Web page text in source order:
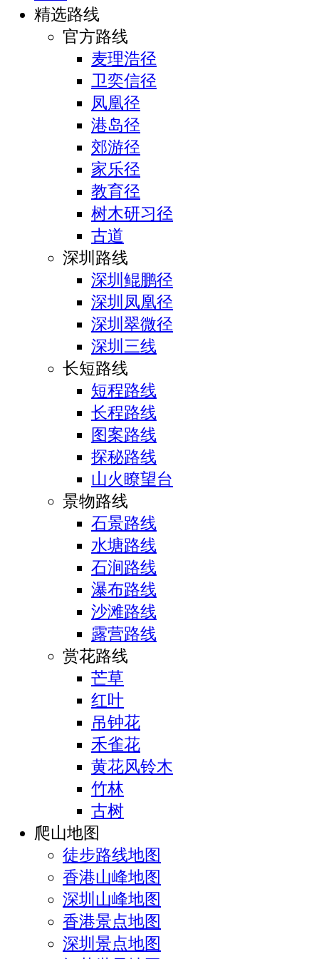
精选路线
官方路线
麦理浩径
卫奕信径
凤凰径
港岛径
郊游径
家乐径
教育径
树木研习径
古道
深圳路线
深圳鲲鹏径
深圳凤凰径
深圳翠微径
深圳三线
长短路线
短程路线
长程路线
图案路线
探秘路线
山火瞭望台
景物路线
石景路线
水塘路线
石涧路线
瀑布路线
沙滩路线
露营路线
赏花路线
芒草
红叶
吊钟花
禾雀花
黄花风铃木
竹林
古树
爬山地图
徒步路线地图
香港山峰地图
深圳山峰地图
香港景点地图
深圳景点地图